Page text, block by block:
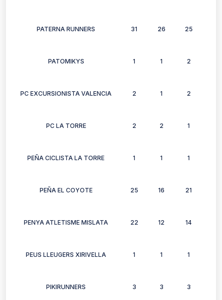
PATERNA RUNNERS 31 26 25
PATOMIKYS 1 1 2
PC EXCURSIONISTA VALENCIA 2 1 2
PC LA TORRE 2 2 1
PEÑA CICLISTA LA TORRE 1 1 1
PEÑA EL COYOTE 25 16 21
PENYA ATLETISME MISLATA 22 12 14
PEUS LLEUGERS XIRIVELLA 1 1 1
PIKIRUNNERS 3 3 3